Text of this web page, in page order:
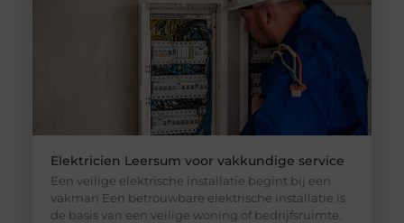
Elektricien Leersum voor vakkundige service
Een veilige elektrische installatie begint bij een
vakman Een betrouwbare elektrische installatie is
de basis van een veilige woning of bedrijfsruimte.